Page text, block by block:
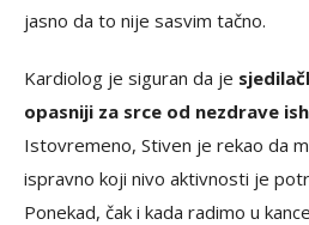
jasno da to nije sasvim tačno.
Kardiolog je siguran da je
opasniji za srce od nezdrave
Istovremeno, Stiven je rekao da
ispravno koji nivo aktivnosti je
Ponekad, čak i kada radimo u